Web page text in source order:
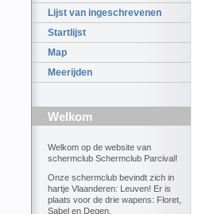
Lijst van ingeschrevenen
Startlijst
Map
Meerijden
Welkom
Welkom op de website van
schermclub Schermclub Parcival!
Onze schermclub bevindt zich in
hartje Vlaanderen: Leuven! Er is
plaats voor de drie wapens: Floret,
Sabel en Degen.